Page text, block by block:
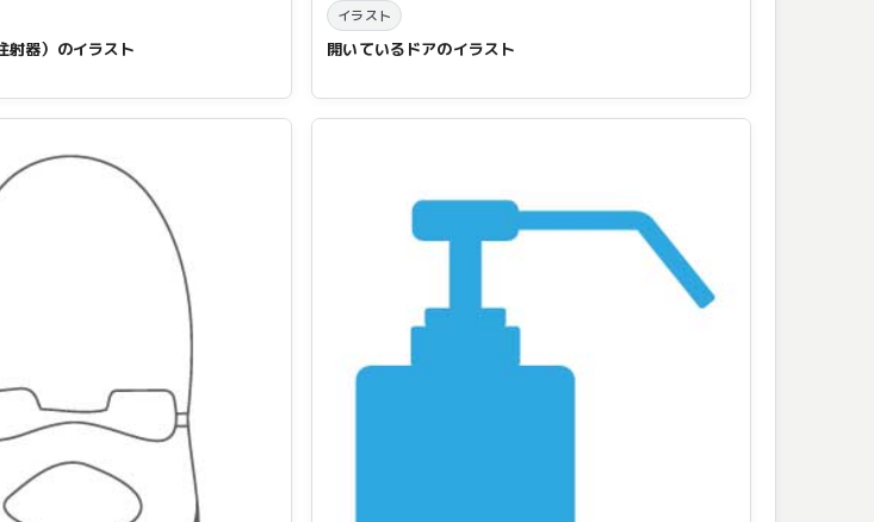
射器）のイラスト
イラスト
開いているドアのイラスト